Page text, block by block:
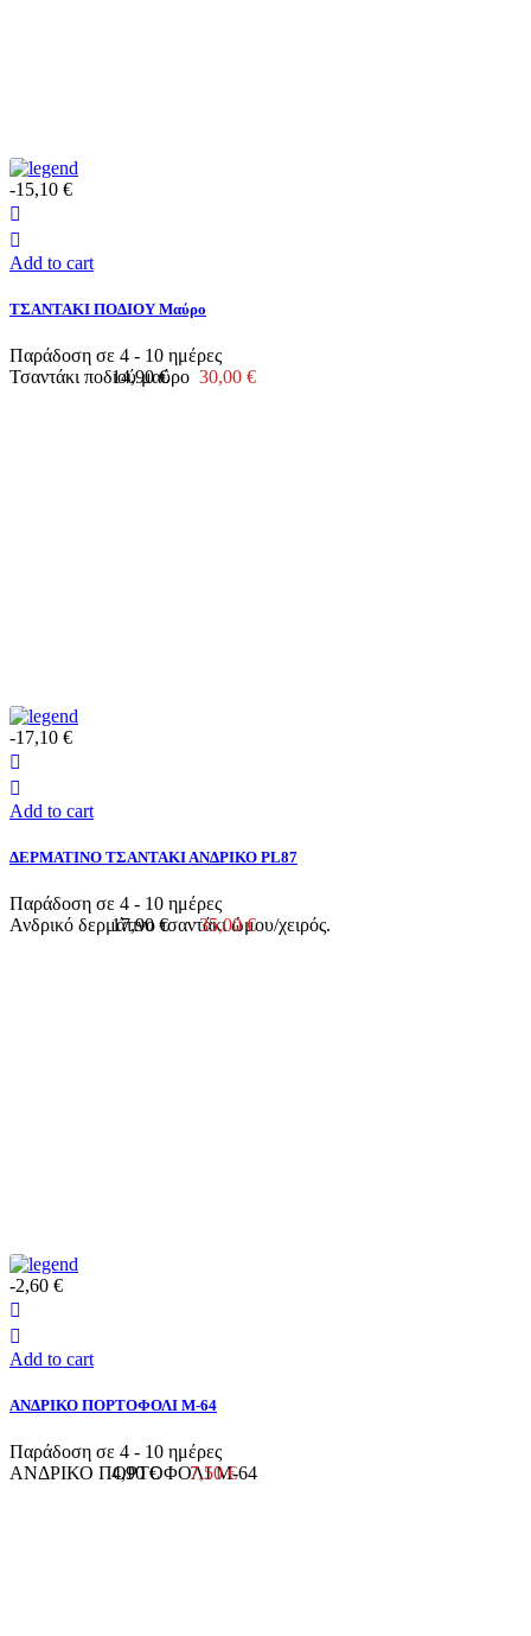
-15,10 €
Add to cart
ΤΣΑΝΤΑΚΙ ΠΟΔΙΟΥ Μαύρο
Παράδοση σε 4 - 10 ημέρες
14,90 €
30,00 €
Τσαντάκι ποδιού μαύρο
-17,10 €
Add to cart
ΔΕΡΜΑΤΙΝΟ ΤΣΑΝΤΑΚΙ ΑΝΔΡΙΚΟ PL87
Παράδοση σε 4 - 10 ημέρες
17,90 €
35,00 €
Ανδρικό δερμάτινο τσαντάκι ώμου/χειρός.
-2,60 €
Add to cart
ΑΝΔΡΙΚΟ ΠΟΡΤΟΦΟΛΙ Μ-64
Παράδοση σε 4 - 10 ημέρες
4,90 €
7,50 €
ΑΝΔΡΙΚΟ ΠΟΡΤΟΦΟΛΙ Μ-64